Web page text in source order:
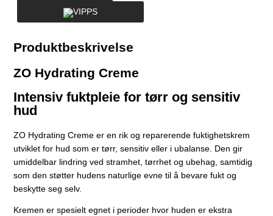
Produktbeskrivelse
ZO Hydrating Creme
Intensiv fuktpleie for tørr og sensitiv
hud
ZO Hydrating Creme er en rik og reparerende fuktighetskrem
utviklet for hud som er tørr, sensitiv eller i ubalanse. Den gir
umiddelbar lindring ved stramhet, tørrhet og ubehag, samtidig
som den støtter hudens naturlige evne til å bevare fukt og
beskytte seg selv.
Kremen er spesielt egnet i perioder hvor huden er ekstra